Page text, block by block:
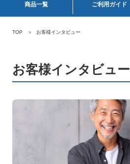
商品一覧 ご利用ガイド
TOP お客様インタビュー
お客様インタビュー